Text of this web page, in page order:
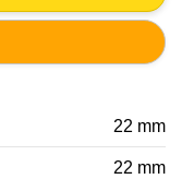
22 mm
22 mm